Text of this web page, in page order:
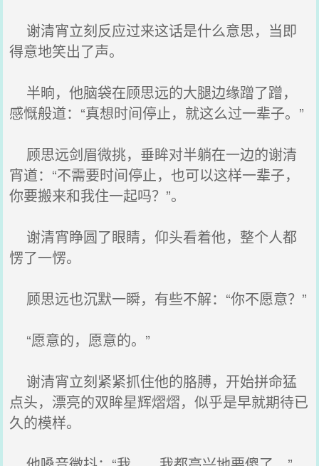
谢清宵立刻反应过来这话是什么意思，当即
得意地笑出了声。
半晌，他脑袋在顾思远的大腿边缘蹭了蹭，
感慨般道：“真想时间停止，就这么过一辈子。”
顾思远剑眉微挑，垂眸对半躺在一边的谢清
宵道：“不需要时间停止，也可以这样一辈子，
你要搬来和我住一起吗？”。
谢清宵睁圆了眼睛，仰头看着他，整个人都
愣了一愣。
顾思远也沉默一瞬，有些不解：“你不愿意？”
“愿意的，愿意的。”
谢清宵立刻紧紧抓住他的胳膊，开始拼命猛
点头，漂亮的双眸星辉熠熠，似乎是早就期待已
久的模样。